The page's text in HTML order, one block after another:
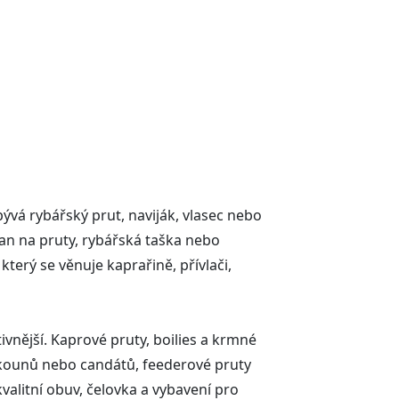
rybářský prut, naviják, vlasec nebo
na pruty, rybářská taška nebo
se věnuje kaprařině, přívlači,
Kaprové pruty, boilies a krmné
nebo candátů, feederové pruty
obuv, čelovka a vybavení pro